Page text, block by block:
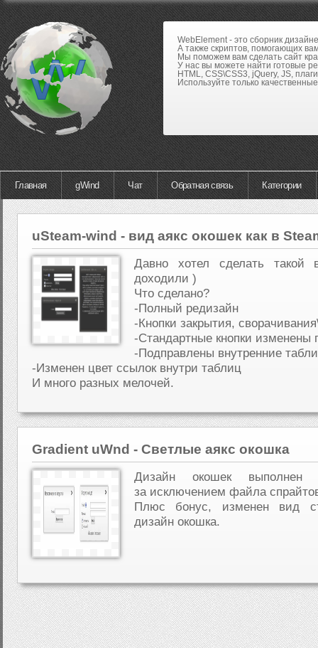
WebElement - это сборник
А также скриптов, помогающих
Мы поможем вам сделать сайт
У нас вы можете найти готовые
HTML, CSS\CSS3, jQuery, JS,
Используйте только
Главная gWind Чат Обратная связь Категории
uSteam-wind - вид аякс окошек как в
Давно хотел сделать
доходили )
Что сделано?
-Полный редизайн
-Кнопки закрытия,
-Стандартные кнопки изменены
-Подправлены внутренние
-Изменен цвет ссылок внутри таблиц
И много разных мелочей.
Gradient uWnd - Светлые аякс окошка
Дизайн окошек выполнен
за исключением файла
Плюс бонус, изменен вид
дизайн окошка.